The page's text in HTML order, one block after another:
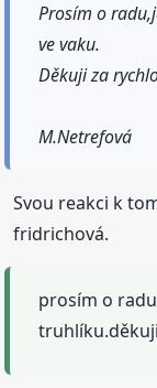
Prosím o
ve vaku.
Děkuji za
M.Netrefová
Svou reakci k
fridrichová.
prosím o
truhlíku.děkuji